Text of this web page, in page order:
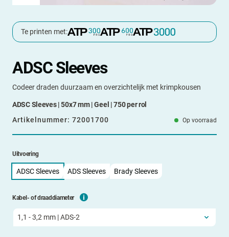
Te printen met:
ADSC Sleeves
Codeer draden duurzaam en overzichtelijk met krimpkousen
ADSC Sleeves | 50x7 mm | Geel | 750 per rol
Artikelnummer: 72001700 Op voorraad
Uitvoering
ADSC Sleeves ADS Sleeves Brady Sleeves
Kabel- of draaddiameter